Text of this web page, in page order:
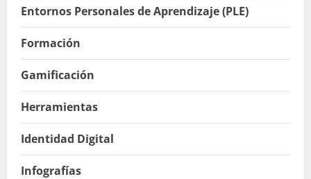
Entornos Personales de Aprendizaje (PLE)
Formación
Gamificación
Herramientas
Identidad Digital
Infografías